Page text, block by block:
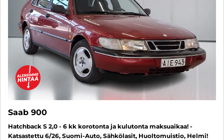
Saab 900
Hatchback S 2,0 - 6 kk korotonta ja kulutonta maksuaikaa! -
Katsastettu 6/26, Suomi-Auto, Sähkölasit, Huoltomuistio, Helmi!